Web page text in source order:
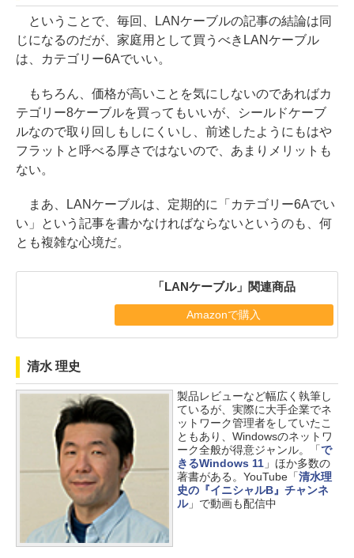
ということで、毎回、LANケーブルの記事の結論は同
じになるのだが、家庭用として買うべきLANケーブル
は、カテゴリー6Aでいい。
もちろん、価格が高いことを気にしないのであればカ
テゴリー8ケーブルを買ってもいいが、シールドケーブ
ルなので取り回しもしにくいし、前述したようにもはや
フラットと呼べる厚さではないので、あまりメリットも
ない。
まあ、LANケーブルは、定期的に「カテゴリー6Aでい
い」という記事を書かなければならないというのも、何
とも複雑な心境だ。
「LANケーブル」関連商品
Amazonで購入
清水 理史
製品レビューなど幅広く執筆し
ているが、実際に大手企業でネ
ットワーク管理者をしていたこ
ともあり、Windowsのネットワ
ーク全般が得意ジャンル。「で
きるWindows 11」ほか多数の
著書がある。YouTube「清水理
史の『イニシャルB』チャンネ
ル」で動画も配信中